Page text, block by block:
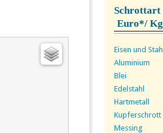
Schrottart
Euro*/ Kg
Eisen und Stahl
Aluminium
Blei
Edelstahl
Hartmetall
Kupferschrott
Messing